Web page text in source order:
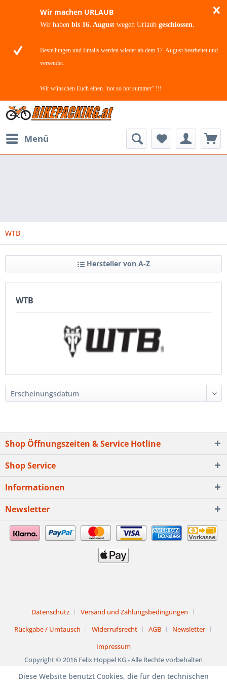
Wir machen URLAUB
Wir haben bis 16. August wegen Urlaub geschlossen.
Bestellungen und Emails werden wieder ab dem 17. August bearbeitet und
versendet.
Wir wünschen Euch einen "not so hot summer" !!!
Menü
WTB
Hersteller von A-Z
WTB
Shop Öffnungszeiten & Service Hotline
Shop Service
Informationen
Newsletter
Datenschutz
Versand und Zahlungsbedingungen
Rückgabe / Umtausch
Widerrufsrecht AGB
Newsletter
Impressum
Copyright © 2016 Felix Hoppel KG - Alle Rechte vorbehalten
Diese Website benutzt Cookies, die für den technischen